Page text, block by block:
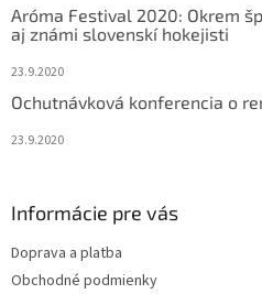
Aróma Festival 2020: Okrem
aj známi slovenskí hokejisti
23.9.2020
Ochutnávková konferencia o
23.9.2020
Informácie pre vás
Doprava a platba
Obchodné podmienky